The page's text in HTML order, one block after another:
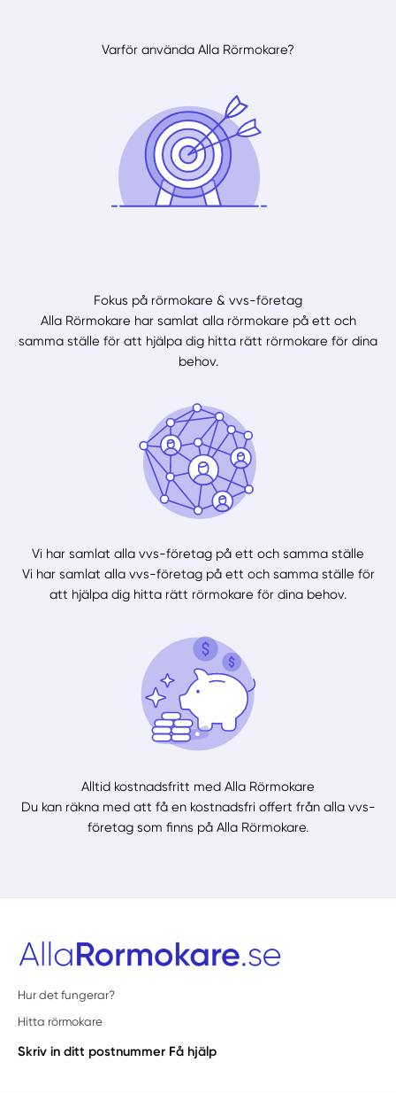
Varför använda Alla Rörmokare?
Fokus på rörmokare & vvs-företag
Alla Rörmokare har samlat alla rörmokare på ett och
samma ställe för att hjälpa dig hitta rätt rörmokare för dina
behov.
Vi har samlat alla vvs-företag på ett och samma ställe
Vi har samlat alla vvs-företag på ett och samma ställe för
att hjälpa dig hitta rätt rörmokare för dina behov.
Alltid kostnadsfritt med Alla Rörmokare
Du kan räkna med att få en kostnadsfri offert från alla vvs-
företag som finns på Alla Rörmokare.
Hur det fungerar?
Hitta rörmokare
Skriv in ditt postnummer Få hjälp